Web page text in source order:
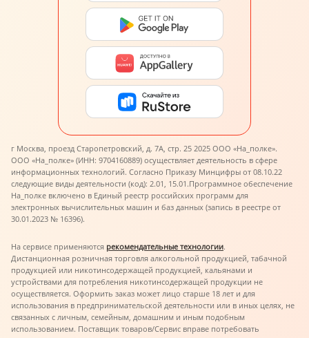
г Москва, проезд Старопетровский, д. 7А, стр. 25 2025 ООО «На_полке».
ООО «На_полке» (ИНН: 9704160889) осуществляет деятельность в сфере
информационных технологий. Согласно Приказу Минцифры от 08.10.22
следующие виды деятельности (код): 2.01, 15.01.Программное обеспечение
На_полке включено в Единый реестр российских программ для
электронных вычислительных машин и баз данных (запись в реестре от
30.01.2023 № 16396).
На сервисе применяются рекомендательные технологии.
Дистанционная розничная торговля алкогольной продукцией, табачной
продукцией или никотинсодержащей продукцией, кальянами и
устройствами для потребления никотинсодержащей продукции не
осуществляется. Оформить заказ может лицо старше 18 лет и для
использования в предпринимательской деятельности или в иных целях, не
связанных с личным, семейным, домашним и иным подобным
использованием. Поставщик товаров/Сервис вправе потребовать